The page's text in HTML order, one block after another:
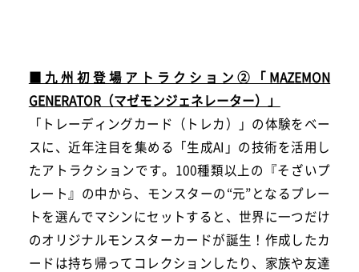
■九州初登場アトラクション②「MAZEMON
GENERATOR（マゼモンジェネレーター）」
「トレーディングカード（トレカ）」の体験をベー
スに、近年注目を集める「生成AI」の技術を活用し
たアトラクションです。100種類以上の『そざいプ
レート』の中から、モンスターの“元”となるプレー
トを選んでマシンにセットすると、世界に一つだけ
のオリジナルモンスターカードが誕生！作成したカ
ードは持ち帰ってコレクションしたり、家族や友達